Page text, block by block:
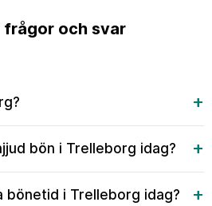
frågor och svar
bön i Trelleborg idag?
bönetid i Trelleborg idag?